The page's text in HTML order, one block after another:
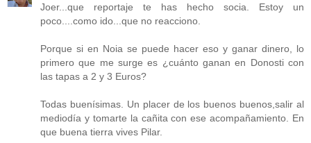
Joer...que reportaje te has hecho socia. Estoy un
poco....como ido...que no reacciono.
Porque si en Noia se puede hacer eso y ganar dinero, lo
primero que me surge es ¿cuánto ganan en Donosti con
las tapas a 2 y 3 Euros?
Todas buenísimas. Un placer de los buenos buenos,salir al
mediodía y tomarte la cañita con ese acompañamiento. En
que buena tierra vives Pilar.